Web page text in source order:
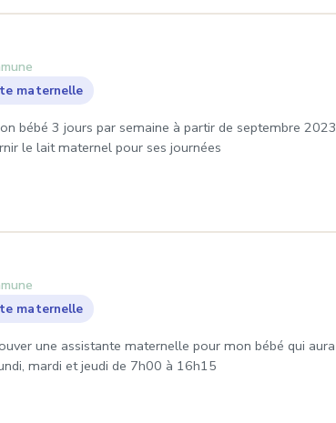
maternelle
bébé 3 jours par semaine à partir de septembre
le lait maternel pour ses journées
de garde à Saint-Denis
maternelle
une assistante maternelle pour mon bébé qui
mardi et jeudi de 7h00 à 16h15